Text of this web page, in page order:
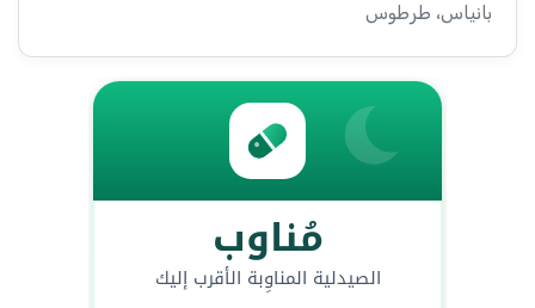
بانياس، طرطوس